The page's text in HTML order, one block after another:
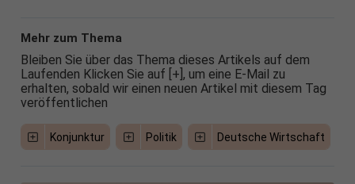
Mehr zum Thema
Bleiben Sie über das Thema dieses Artikels auf dem
Laufenden Klicken Sie auf [+], um eine E-Mail zu
erhalten, sobald wir einen neuen Artikel mit diesem Tag
veröffentlichen
Konjunktur Politik Deutsche Wirtschaft